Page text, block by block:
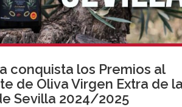
conquista los Premios al
de Oliva Virgen Extra de
Sevilla 2024/2025